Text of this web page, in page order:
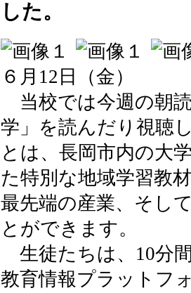
した。
６月12日（金）
当校では今週の朝
学」を読んだり視聴
とは、長岡市内の大
た特別な地域学習教
最先端の産業、そし
とができます。
生徒たちは、10分
教育情報プラットフ